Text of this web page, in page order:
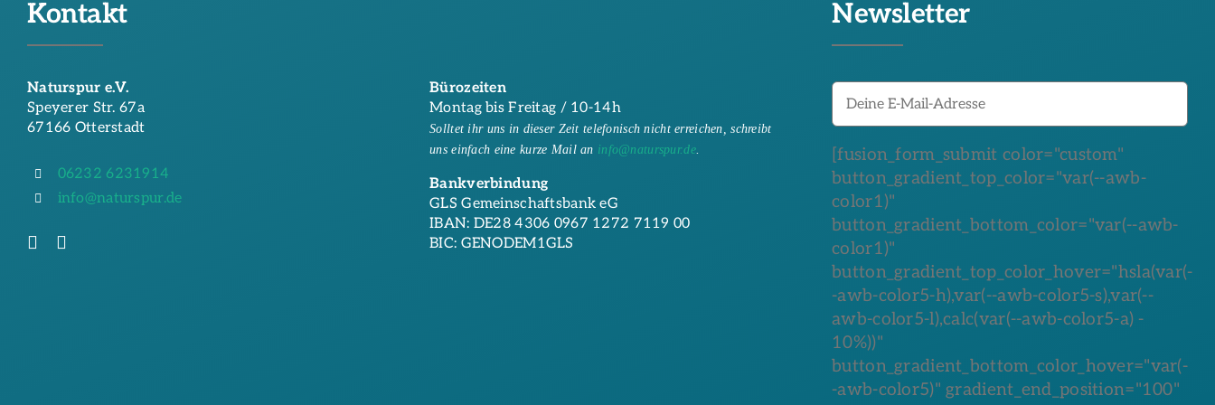
Kontakt Newsletter
Naturspur e.V.
Speyerer Str. 67a
67166 Otterstadt
06232 6231914
info@naturspur.de
Bürozeiten
Montag bis Freitag / 10-14h
Solltet ihr uns in dieser Zeit telefonisch nicht erreichen, schreibt
uns einfach eine kurze Mail an info@naturspur.de.
Bankverbindung
GLS Gemeinschaftsbank eG
IBAN: DE28 4306 0967 1272 7119 00
BIC: GENODEM1GLS
[fusion_form_submit color="custom"
button_gradient_top_color="var(--awb-
color1)"
button_gradient_bottom_color="var(--awb-
color1)"
button_gradient_top_color_hover="hsla(var(-
-awb-color5-h),var(--awb-color5-s),var(--
awb-color5-l),calc(var(--awb-color5-a) -
10%))"
button_gradient_bottom_color_hover="var(-
-awb-color5)" gradient_end_position="100"